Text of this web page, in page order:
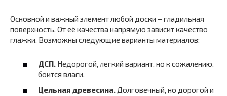
Основной и важный элемент любой доски – гладильная
поверхность. От её качества напрямую зависит качество
глажки. Возможны следующие варианты материалов:
ДСП. Недорогой, легкий вариант, но к сожалению,
боится влаги.
Цельная древесина. Долговечный, но дорогой и